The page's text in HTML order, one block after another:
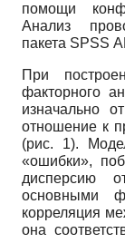
помощи
Анализ
пакета SPSS
При
факторного
изначально
отношение к
(рис. 1).
«ошибки»,
дисперсию
основными
корреляция
она